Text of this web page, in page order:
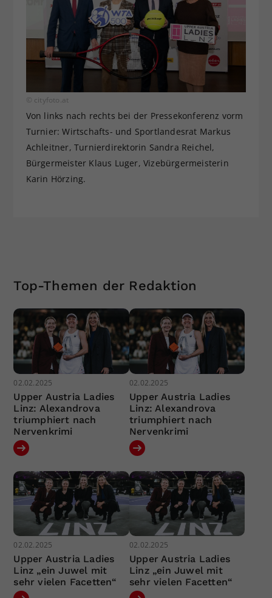
© cityfoto.at
Von links nach rechts bei der Pressekonferenz vorm
Turnier: Wirtschafts- und Sportlandesrat Markus
Achleitner, Turnierdirektorin Sandra Reichel,
Bürgermeister Klaus Luger, Vizebürgermeisterin
Karin Hörzing.
Top-Themen der Redaktion
02.02.2025
Upper Austria Ladies
Linz: Alexandrova
triumphiert nach
Nervenkrimi
02.02.2025
Upper Austria Ladies
Linz: Alexandrova
triumphiert nach
Nervenkrimi
02.02.2025
Upper Austria Ladies
Linz „ein Juwel mit
sehr vielen Facetten“
02.02.2025
Upper Austria Ladies
Linz „ein Juwel mit
sehr vielen Facetten“